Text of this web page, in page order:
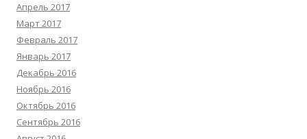
Апрель 2017
Март 2017
Февраль 2017
Январь 2017
Декабрь 2016
Ноябрь 2016
Октябрь 2016
Сентябрь 2016